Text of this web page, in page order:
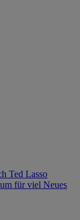
Ted Lasso
für viel Neues